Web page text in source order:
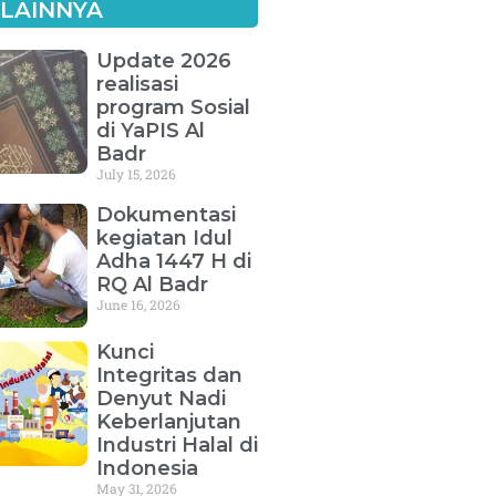
Update 2026
realisasi
program Sosial
di YaPIS Al
Badr
July 15, 2026
Dokumentasi
kegiatan Idul
Adha 1447 H di
RQ Al Badr
June 16, 2026
Kunci
Integritas dan
Denyut Nadi
Keberlanjutan
Industri Halal di
Indonesia
May 31, 2026